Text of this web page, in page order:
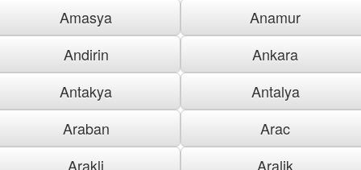
Amasya
Anamur
Andirin
Ankara
Antakya
Antalya
Araban
Arac
Arakli
Aralik